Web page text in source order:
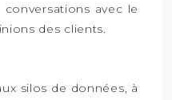
avec le
des clients.
silos de données, à